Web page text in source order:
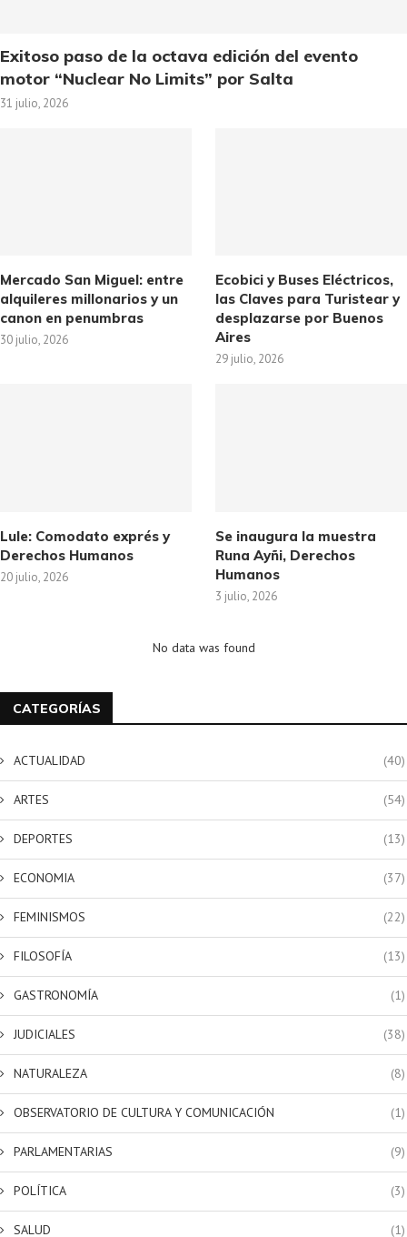
Exitoso paso de la octava edición del evento
motor “Nuclear No Limits” por Salta
31 julio, 2026
Mercado San Miguel: entre
alquileres millonarios y un
canon en penumbras
30 julio, 2026
Ecobici y Buses Eléctricos,
las Claves para Turistear y
desplazarse por Buenos
Aires
29 julio, 2026
Lule: Comodato exprés y
Derechos Humanos
20 julio, 2026
Se inaugura la muestra
Runa Ayñi, Derechos
Humanos
3 julio, 2026
No data was found
CATEGORÍAS
ACTUALIDAD (40)
ARTES (54)
DEPORTES (13)
ECONOMIA (37)
FEMINISMOS (22)
FILOSOFÍA (13)
GASTRONOMÍA (1)
JUDICIALES (38)
NATURALEZA (8)
OBSERVATORIO DE CULTURA Y COMUNICACIÓN (1)
PARLAMENTARIAS (9)
POLÍTICA (3)
SALUD (1)